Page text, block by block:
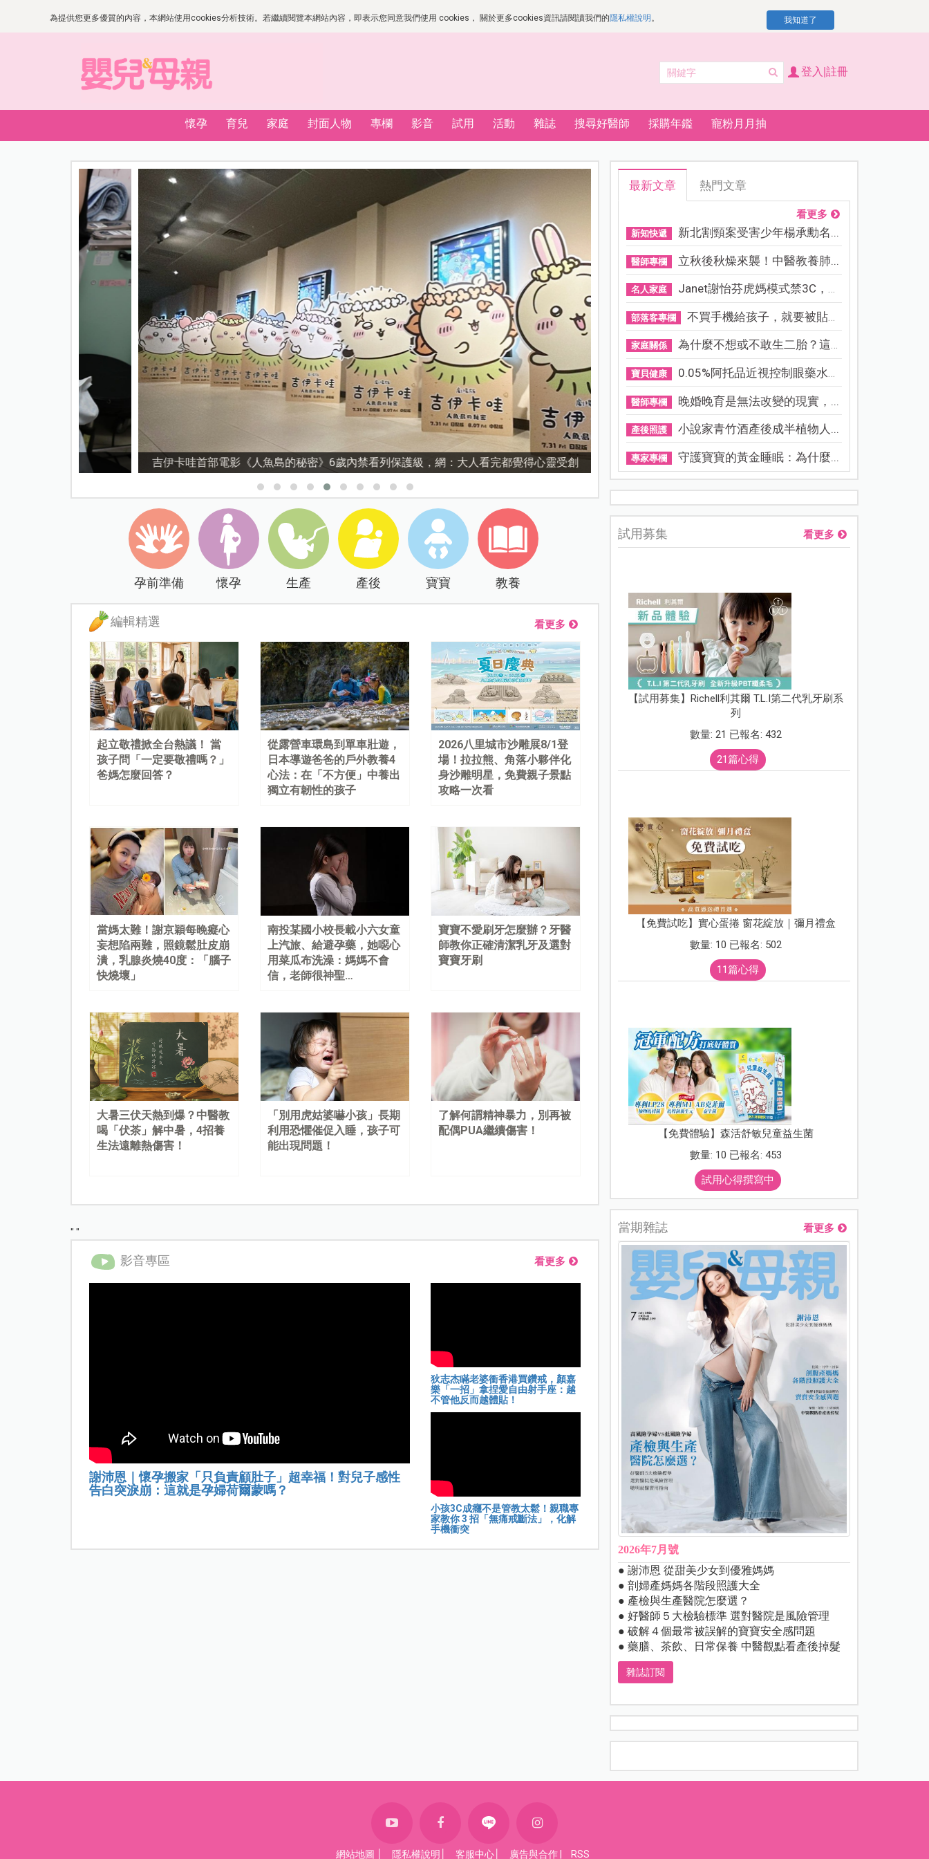
為提供您更多優質的內容，本網站使用cookies分析技術。若繼續閱覽本網站內容，即表示您同意我們使用 cookies， 關於更多cookies資訊請閱讀我們的隱私權說明 。 我知道了
登入|註冊
懷孕 育兒 家庭 封面人物 專欄 影音 試用 活動 雜誌 搜尋好醫師 採購年鑑 寵粉月月抽
吉伊卡哇首部電影《人魚島的秘密》6歲內禁看列保護級，網：大人看完都覺得心靈受創 資優教育15問！師鐸獎名師陳宥妤：資優教育的核心，不是成
孕前準備 懷孕 生產 產後 寶寶 教養
編輯精選 看更多
起立敬禮掀全台熱議！ 當
孩子問「一定要敬禮嗎？」
爸媽怎麼回答？
從露營車環島到單車壯遊，
日本導遊爸爸的戶外教養4
心法：在「不方便」中養出
獨立有韌性的孩子
2026八里城市沙雕展8/1登
場！拉拉熊、角落小夥伴化
身沙雕明星，免費親子景點
攻略一次看
當媽太難！謝京穎每晚癡心
妄想陷兩難，照鏡鬆肚皮崩
潰，乳腺炎燒40度：「腦子
快燒壞」
南投某國小校長載小六女童
上汽旅、給避孕藥，她噁心
用菜瓜布洗澡：媽媽不會
信，老師很神聖…
寶寶不愛刷牙怎麼辦？牙醫
師教你正確清潔乳牙及選對
寶寶牙刷
大暑三伏天熱到爆？中醫教
喝「伏茶」解中暑，4招養
生法遠離熱傷害！
「別用虎姑婆嚇小孩」長期
利用恐懼催促入睡，孩子可
能出現問題！
了解何謂精神暴力，別再被
配偶PUA繼續傷害！
" "
影音專區 看更多
謝沛恩｜懷孕搬家「只負責顧肚子」超幸福！對兒子感性
告白突淚崩：這就是孕婦荷爾蒙嗎？
狄志杰瞞老婆衝香港買鑽戒，顏嘉
樂「一招」拿捏愛自由射手座：越
不管他反而越體貼！
小孩3C成癮不是管教太鬆！親職專
家教你 3 招「無痛戒斷法」，化解
手機衝突
最新文章 熱門文章
看更多
新知快遞 新北割頸案受害少年楊承勳名...
醫師專欄 立秋後秋燥來襲！中醫教養肺...
名人家庭 Janet謝怡芬虎媽模式禁3C，看...
部落客專欄 不買手機給孩子，就要被貼「...
家庭關係 為什麼不想或不敢生二胎？這8...
寶貝健康 0.05%阿托品近視控制眼藥水納...
醫師專欄 晚婚晚育是無法改變的現實，...
產後照護 小說家青竹酒產後成半植物人...
專家專欄 守護寶寶的黃金睡眠：為什麼...
試用募集 看更多
【試用募集】Richell利其爾 T.L.I第二代乳牙刷系
列
數量: 21 已報名: 432
21篇心得
【免費試吃】實心蛋捲 窗花綻放｜彌月禮盒
數量: 10 已報名: 502
11篇心得
【免費體驗】森活舒敏兒童益生菌
數量: 10 已報名: 453
試用心得撰寫中
當期雜誌 看更多
2026年7月號
● 謝沛恩 從甜美少女到優雅媽媽
● 剖婦產媽媽各階段照護大全
● 產檢與生產醫院怎麼選？
● 好醫師５大檢驗標準 選對醫院是風險管理
● 破解４個最常被誤解的寶寶安全感問題
● 藥膳、茶飲、日常保養 中醫觀點看產後掉髮
雜誌訂閱
網站地圖 隱私權說明 客服中心 廣告與合作 RSS